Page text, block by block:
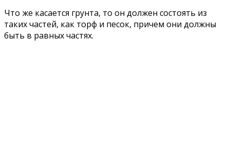
Что же касается грунта, то он должен состоять из
таких частей, как торф и песок, причем они должны
быть в равных частях.